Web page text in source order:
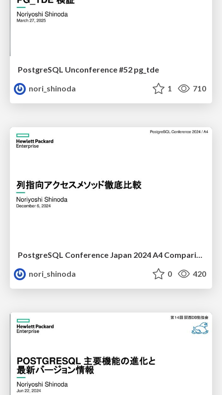
PostgreSQL Unconference #52 pg_tde
nori_shinoda
1 710
PostgreSQL Conference Japan 2024 A4 Comparison of column-oriented access methods
nori_shinoda
0 420